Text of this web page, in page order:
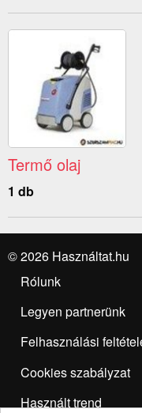
Termő olaj
1 db
© 2026 Használtat.hu
Rólunk
Legyen partnerünk
Felhasználási
Cookies szabályzat
Használt trend